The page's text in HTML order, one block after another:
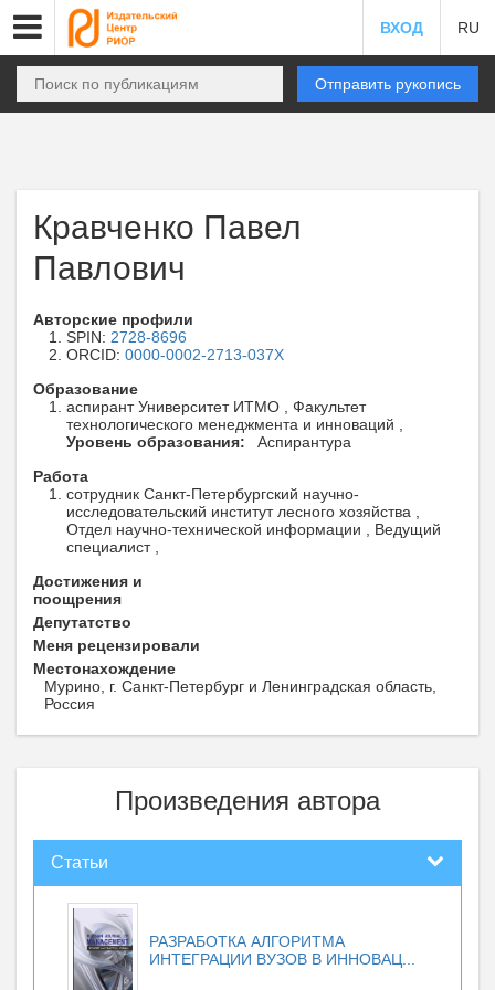
ВХОД RU
Отправить рукопись
Кравченко Павел
Павлович
Авторские профили
SPIN: 2728-8696
ORCID: 0000-0002-2713-037X
Образование
аспирант Университет ИТМО , Факультет
технологического менеджмента и инноваций ,
Уровень образования:
Аспирантура
Работа
сотрудник Санкт-Петербургский научно-
исследовательский институт лесного хозяйства ,
Отдел научно-технической информации , Ведущий
специалист ,
Достижения и
поощрения
Депутатство
Меня рецензировали
Местонахождение
Мурино, г. Санкт-Петербург и Ленинградская область,
Россия
Произведения автора
Статьи
РАЗРАБОТКА АЛГОРИТМА
ИНТЕГРАЦИИ ВУЗОВ В ИННОВАЦ...